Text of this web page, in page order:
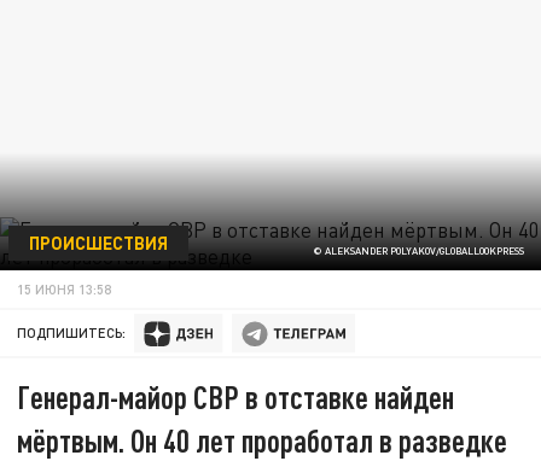
© ALEKSANDER POLYAKOV/GLOBALLOOKPRESS
ПРОИСШЕСТВИЯ
15 ИЮНЯ 13:58
ПОДПИШИТЕСЬ:
Генерал-майор СВР в отставке найден
мёртвым. Он 40 лет проработал в разведке